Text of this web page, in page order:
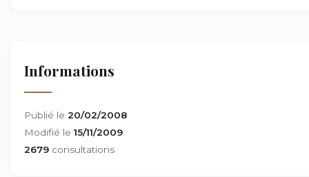
Informations
Publié le 20/02/2008
Modifié le 15/11/2009
2679 consultations